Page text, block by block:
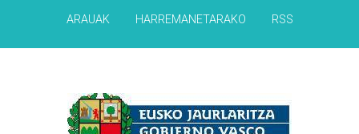
ARAUAK HARREMANETARAKO RSS